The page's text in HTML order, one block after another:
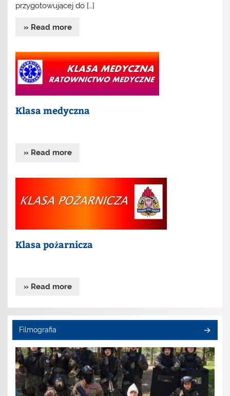
przygotowującej do […]
» Read more
Klasa medyczna
» Read more
Klasa pożarnicza
» Read more
Filmografia